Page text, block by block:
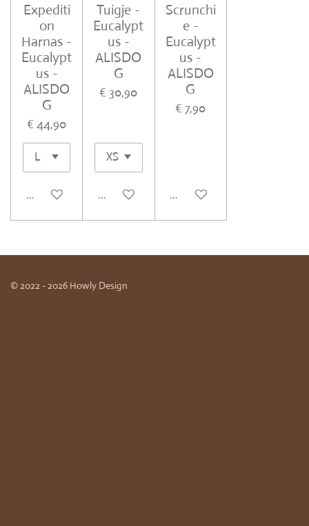
Expediti
on
Harnas -
Eucalypt
us -
ALISDO
G
€ 44,90
In winkelwagen
Tuigje -
Eucalypt
us -
ALISDO
G
€ 30,90
In winkelwagen
Scrunchi
e -
Eucalypt
us -
ALISDO
G
€ 7,90
In winkelwagen
© 2022 - 2026 Howly Design